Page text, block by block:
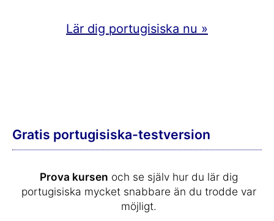
Lär dig portugisiska nu »
Gratis portugisiska-testversion
Prova kursen och se själv hur du lär dig
portugisiska mycket snabbare än du trodde var
möjligt.